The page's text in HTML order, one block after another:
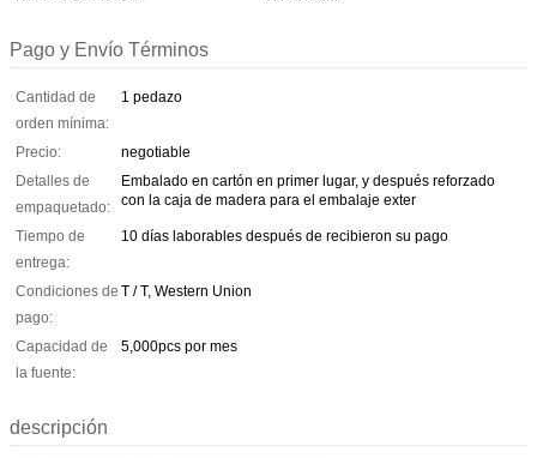
Pago y Envío Términos
Cantidad de
orden mínima:
1 pedazo
Precio:
negotiable
Detalles de
empaquetado:
Embalado en cartón en primer lugar, y después reforzado
con la caja de madera para el embalaje exter
Tiempo de
entrega:
10 días laborables después de recibieron su pago
Condiciones de
pago:
T / T, Western Union
Capacidad de
la fuente:
5,000pcs por mes
descripción